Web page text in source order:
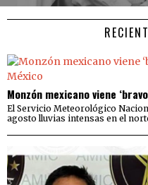
Monzón mexicano viene
El Servicio Meteorológico
agosto lluvias intensas en el